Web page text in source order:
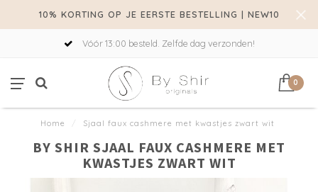
10% KORTING OP JE EERSTE BESTELLING | NEW10
Vóór 13:00 besteld. Zelfde dag verzonden!
0
Home / Sjaal faux cashmere met kwastjes zwart wit
BY SHIR SJAAL FAUX CASHMERE MET
KWASTJES ZWART WIT